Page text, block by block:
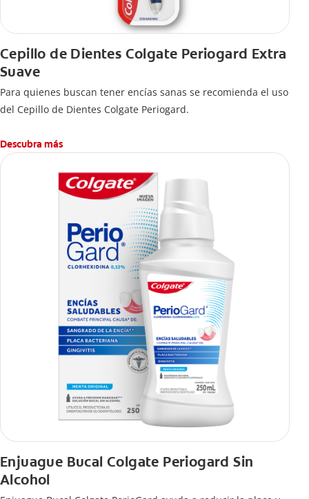
Cepillo de Dientes Colgate Periogard Extra
Suave
Para quienes buscan tener encías sanas se recomienda el uso
del Cepillo de Dientes Colgate Periogard.
Descubra más
Enjuague Bucal Colgate Periogard Sin
Alcohol